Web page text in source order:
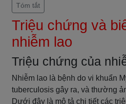
Tóm tắt
Triệu chứng và
nhiễm lao
Triệu chứng của
Nhiễm lao là bệnh do vi khuẩn
tuberculosis gây ra, và thường
Dưới đây là mô tả chi tiết các